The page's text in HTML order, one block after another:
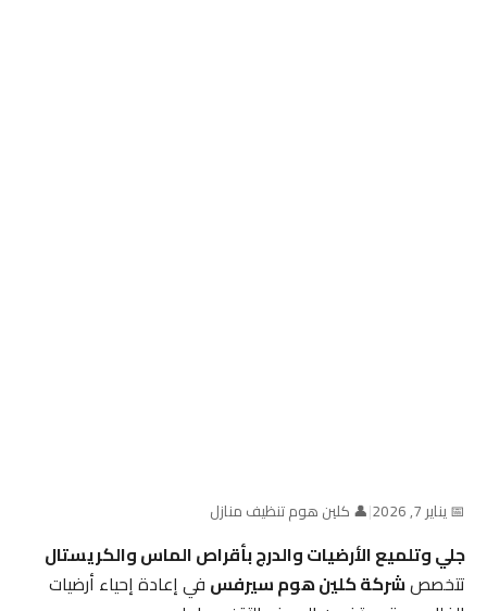
📅 يناير 7, 2026 |👤 كلين هوم تنظيف منازل
جلي وتلميع الأرضيات والدرج بأقراص الماس والكريستال
تتخصصشركة كلين هوم سيرفسفي إعادة إحياء أرضيات